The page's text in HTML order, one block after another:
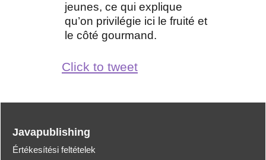
jeunes, ce qui explique
qu’on privilégie ici le fruité et
le côté gourmand.
Click to tweet
Javapublishing
Értékesítési feltételek